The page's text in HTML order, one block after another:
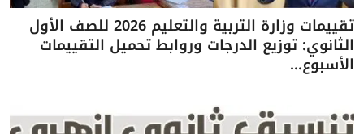
تقييمات وزارة التربية والتعليم 2026 للصف الأول
الثانوي: توزيع الدرجات وروابط تحميل التقييمات
الأسبوع...